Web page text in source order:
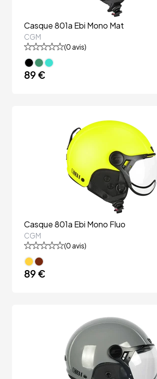
Casque 801a Ebi Mono Mat
CGM
(0 avis)
89 €
Casque 801a Ebi Mono Fluo
CGM
(0 avis)
89 €